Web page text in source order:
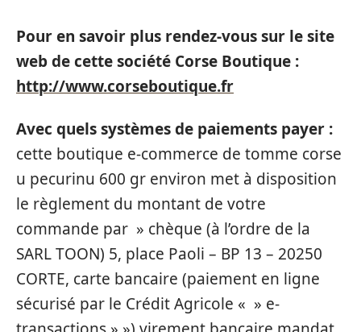
Pour en savoir plus rendez-vous sur le site
web de cette société Corse Boutique :
http://www.corseboutique.fr
Avec quels systèmes de paiements payer :
cette boutique e-commerce de tomme corse
u pecurinu 600 gr environ met à disposition
le règlement du montant de votre
commande par » chèque (à l’ordre de la
SARL TOON) 5, place Paoli – BP 13 – 20250
CORTE, carte bancaire (paiement en ligne
sécurisé par le Crédit Agricole « » e-